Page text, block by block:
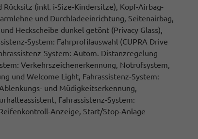
(inkl. i-Size-Kindersitze), Kopf-Airbag-
und Durchladeeinrichtung, Seitenairbag,
Heckscheibe dunkel getönt (Privacy Glass),
System: Fahrprofilauswahl (CUPRA Drive
System: Autom. Distanzregelung
Verkehrszeichenerkennung, Notrufsystem,
und Welcome Light, Fahrassistenz-System:
und Müdigkeitserkennung,
Fahrassistenz-System:
Anzeige, Start/Stop-Anlage